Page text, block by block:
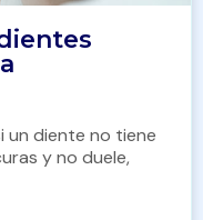
un diente no tiene
y no duele,